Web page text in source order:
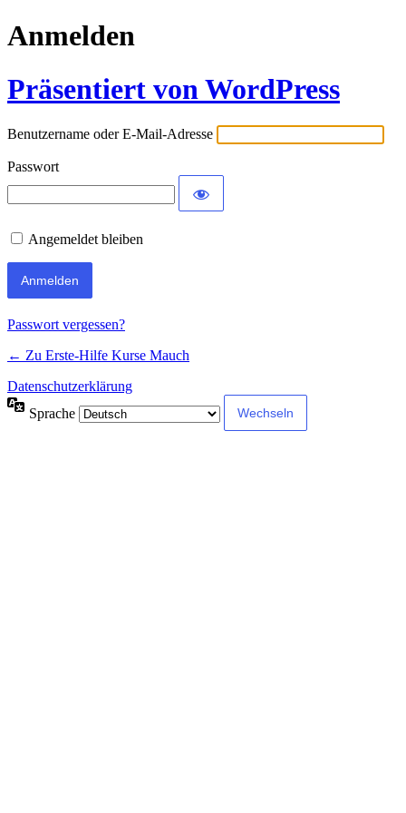
Anmelden
Präsentiert von WordPress
Benutzername oder E-Mail-Adresse
Passwort
Angemeldet bleiben
Passwort vergessen?
← Zu Erste-Hilfe Kurse Mauch
Datenschutzerklärung
Sprache